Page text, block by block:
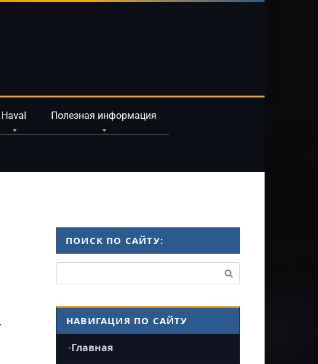
Haval Полезная информация
ПОИСК ПО САЙТУ:
НАВИГАЦИЯ ПО САЙТУ
Главная